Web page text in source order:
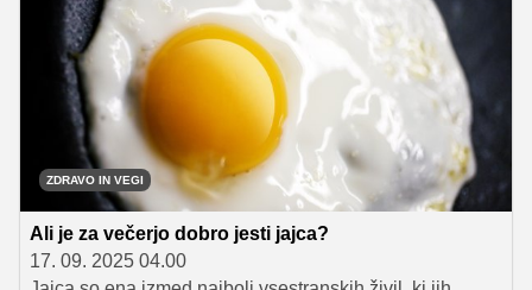
ZDRAVO IN VEGI
Ali je za večerjo dobro jesti jajca?
17. 09. 2025 04.00